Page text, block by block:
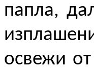
папла,
освежи